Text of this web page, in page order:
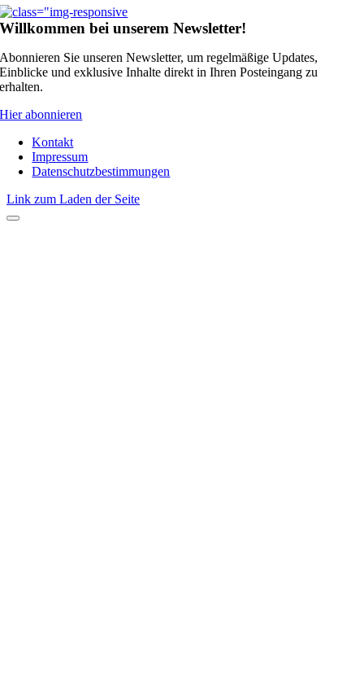
Willkommen bei unserem Newsletter!
Abonnieren Sie unseren Newsletter, um regelmäßige Updates,
Einblicke und exklusive Inhalte direkt in Ihren Posteingang zu
erhalten.
Hier abonnieren
Kontakt
Impressum
Datenschutzbestimmungen
Link zum Laden der Seite